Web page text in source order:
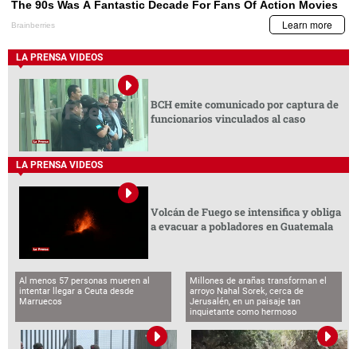
LA PRENSA VIDEOS
BCH emite comunicado por captura de
funcionarios vinculados al caso
LA PRENSA VIDEOS
Volcán de Fuego se intensifica y obliga
a evacuar a pobladores en Guatemala
Al menos 57 personas mueren al
intentar llegar a Ceuta desde
Marruecos
Millones de arañas transforman el
arroyo Nahal Sorek, cerca de
Jerusalén, en un paisaje tan
inquietante como hermoso